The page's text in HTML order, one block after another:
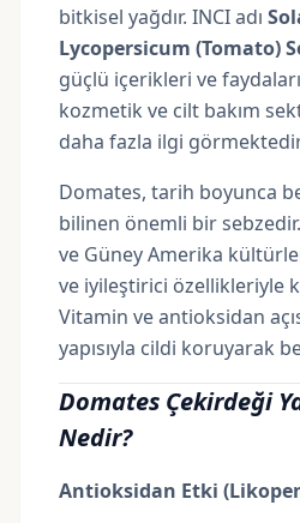
bitkisel yağdır. INCI adı
Lycopersicum (Tomato)
güçlü içerikleri ve
kozmetik ve cilt bakım
daha fazla ilgi
Domates, tarih boyunca
bilinen önemli bir
ve Güney Amerika
ve iyileştirici özellikleriyle
Vitamin veantioksidan
yapısıyla cildi koruyarak
Domates Çekirdeği
Nedir?
Antioksidan Etki